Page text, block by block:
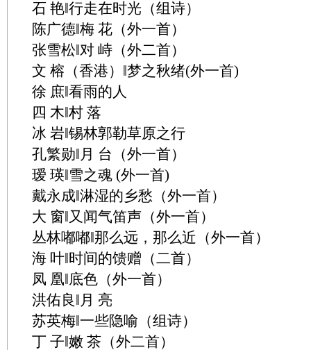
石 艳‖行走在时光（组诗）
陈广德‖梅 花（外一首）
张雪松‖对 峙（外二首）
文 榕（香港）‖梦之秋绪(外一首)
徐 庶‖看雨的人
四 木‖村 落
冰 岩‖锡林郭勒草原之行
孔繁勋‖月 台（外一首）
瑷 瑛‖雪之魂 (外一首)
戴永成‖淋湿的乡愁（外一首）
大 窗‖又闻气笛声（外一首）
丛林嘟嘟‖那么远，那么近（外一首）
海 叶‖时间的馈赠（二首）
凤 凰‖底色（外一首）
洪佑良‖月 亮
苏英梅‖一些隐喻（组诗）
丁 子‖嫩 茶（外二首）